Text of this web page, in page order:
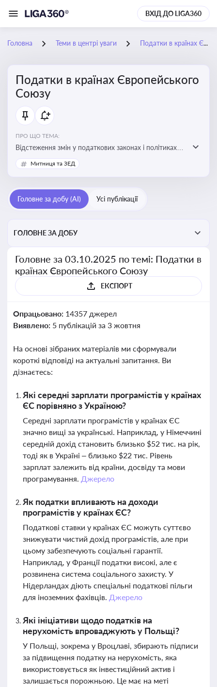
ВХІД ДО LIGA360
Головна Теми в центрі уваги Податки в країнах Європейського Союзу
Податки в країнах Європейського
Союзу
ПРО ЩО ТЕМА:
Відстеження змін у податкових законах і політиках
країн ЄС. Моніторинг кейсів, що впливають на бізнес-
процеси та фінансову звітність
Митниця та ЗЕД
Головне за добу (AI) Усі публікації
ГОЛОВНЕ ЗА ДОБУ
Головне за 03.10.2025 по темі: Податки в
країнах Європейського Союзу
ЕКСПОРТ
Опрацьовано: 14357 джерел
Виявлено: 5 публікацій за 3 жовтня
На основі зібраних матеріалів ми сформували
короткі відповіді на актуальні запитання. Ви
дізнаєтесь:
Які середні зарплати програмістів у країнах
ЄС порівняно з Україною?
Середні зарплати програмістів у країнах ЄС
значно вищі за українські. Наприклад, у Німеччині
середній дохід становить близько $52 тис. на рік,
тоді як в Україні – близько $22 тис. Рівень
зарплат залежить від країни, досвіду та мови
програмування. Джерело
Як податки впливають на доходи
програмістів у країнах ЄС?
Податкові ставки у країнах ЄС можуть суттєво
знижувати чистий дохід програмістів, але при
цьому забезпечують соціальні гарантії.
Наприклад, у Франції податки високі, але є
розвинена система соціального захисту. У
Нідерландах діють спеціальні податкові пільги
для іноземних фахівців. Джерело
Які ініціативи щодо податків на
нерухомість впроваджують у Польщі?
У Польщі, зокрема у Вроцлаві, збирають підписи
за підвищення податку на нерухомість, яка
використовується як інвестиційний актив і
залишається порожньою. Це має на меті